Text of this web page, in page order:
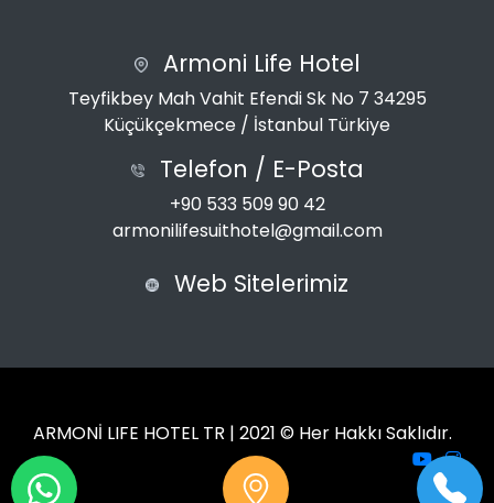
Armoni Life Hotel
Teyfikbey Mah Vahit Efendi Sk No 7 34295
Küçükçekmece / İstanbul Türkiye
Telefon / E-Posta
+90 533 509 90 42
armonilifesuithotel@gmail.com
Web Sitelerimiz
ARMONİ LIFE HOTEL TR | 2021 © Her Hakkı Saklıdır.